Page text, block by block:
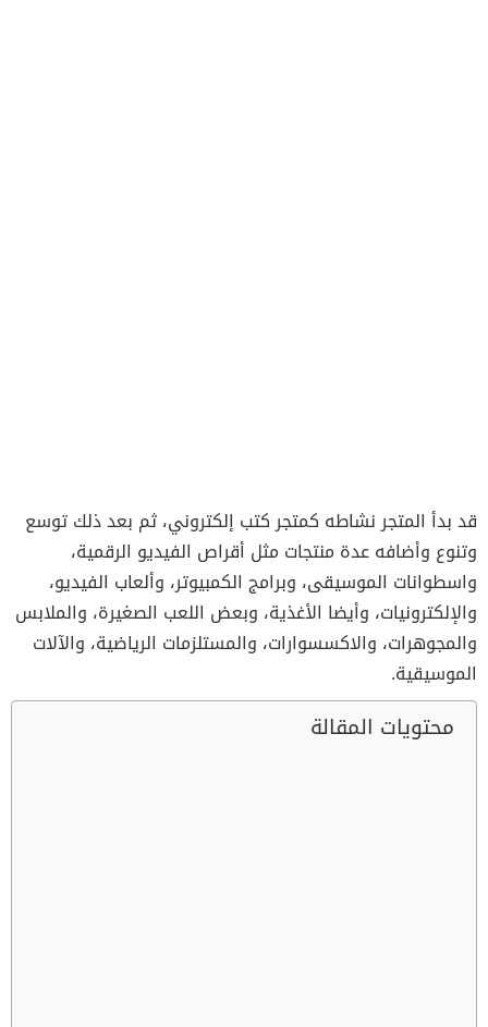
قد بدأ المتجر نشاطه كمتجر كتب إلكتروني، ثم بعد ذلك توسع
وتنوع وأضافه عدة منتجات مثل أقراص الفيديو الرقمية،
واسطوانات الموسيقى، وبرامج الكمبيوتر، وألعاب الفيديو،
والإلكترونيات، وأيضا الأغذية، وبعض اللعب الصغيرة، والملابس
والمجوهرات، والاكسسوارات، والمستلزمات الرياضية، والآلات
الموسيقية.
محتويات المقالة